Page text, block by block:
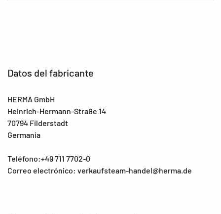
Datos del fabricante
HERMA GmbH
Heinrich-Hermann-Straße 14
70794 Filderstadt
Germania
Teléfono:+49 711 7702-0
Correo electrónico: verkaufsteam-handel@herma.de